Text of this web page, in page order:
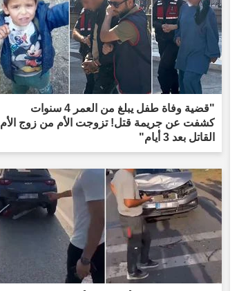
"قضية وفاة طفل يبلغ من العمر 4 سنوات
كشفت عن جريمة قتل! تزوجت الأم من زوج الأم
القاتل بعد 3 أيام"